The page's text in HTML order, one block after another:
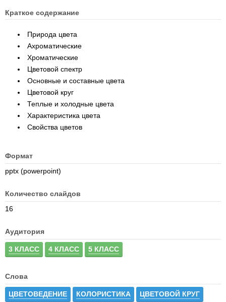
Краткое содержание
Природа цвета
Ахроматические
Хроматические
Цветовой спектр
Основные и составные цвета
Цветовой круг
Теплые и холодные цвета
Характеристика цвета
Свойства цветов
Формат
pptx (powerpoint)
Количество слайдов
16
Аудитория
3 КЛАСС 4 КЛАСС 5 КЛАСС
Слова
ЦВЕТОВЕДЕНИЕ КОЛОРИСТИКА ЦВЕТОВОЙ КРУГ